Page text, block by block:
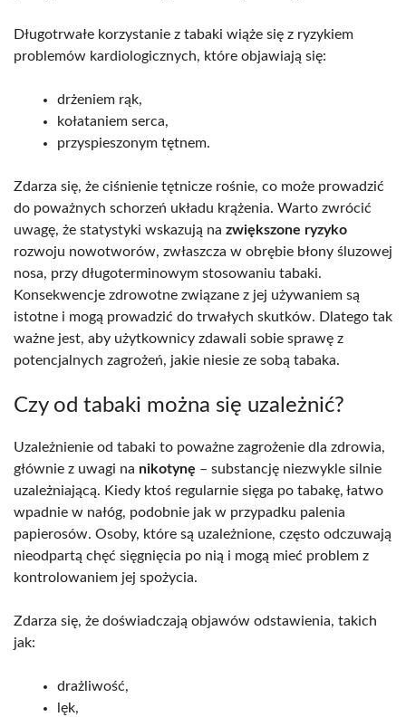
Długotrwałe korzystanie z tabaki wiąże się z ryzykiem
problemów kardiologicznych, które objawiają się:
drżeniem rąk,
kołataniem serca,
przyspieszonym tętnem.
Zdarza się, że ciśnienie tętnicze rośnie, co może prowadzić
do poważnych schorzeń układu krążenia. Warto zwrócić
uwagę, że statystyki wskazują na zwiększone ryzyko
rozwoju nowotworów, zwłaszcza w obrębie błony śluzowej
nosa, przy długoterminowym stosowaniu tabaki.
Konsekwencje zdrowotne związane z jej używaniem są
istotne i mogą prowadzić do trwałych skutków. Dlatego tak
ważne jest, aby użytkownicy zdawali sobie sprawę z
potencjalnych zagrożeń, jakie niesie ze sobą tabaka.
Czy od tabaki można się uzależnić?
Uzależnienie od tabaki to poważne zagrożenie dla zdrowia,
głównie z uwagi na nikotynę – substancję niezwykle silnie
uzależniającą. Kiedy ktoś regularnie sięga po tabakę, łatwo
wpadnie w nałóg, podobnie jak w przypadku palenia
papierosów. Osoby, które są uzależnione, często odczuwają
nieodpartą chęć sięgnięcia po nią i mogą mieć problem z
kontrolowaniem jej spożycia.
Zdarza się, że doświadczają objawów odstawienia, takich
jak:
drażliwość,
lęk,